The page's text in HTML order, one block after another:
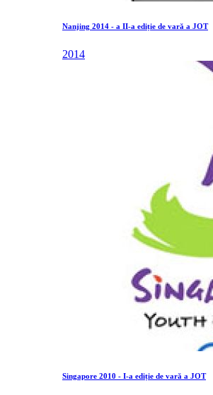
Nanjing 2014 - a II-a ediție de vară a JOT
2014
Singapore 2010 - I-a ediție de vară a JOT